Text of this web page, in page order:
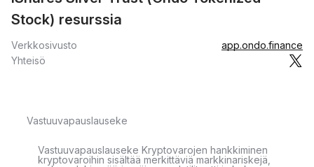
Stock) resurssia
Verkkosivusto
app.ondo.finance
Yhteisö
Vastuuvapauslauseke
Vastuuvapauslauseke Kryptovarojen hankkiminen
kryptovaroihin sisältää merkittäviä markkinariskejä,